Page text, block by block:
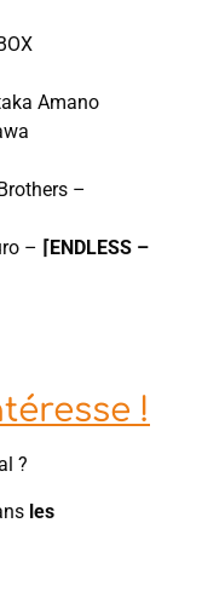
Amano
–
– ⌈ENDLESS –
!
?
les